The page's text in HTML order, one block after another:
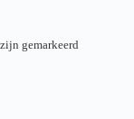
gemarkeerd